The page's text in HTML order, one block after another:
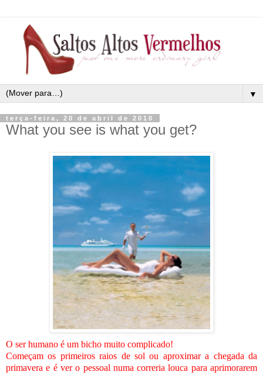
▼
terça-feira, 20 de abril de 2010
What you see is what you get?
O ser humano é um bicho muito complicado!
Começam os primeiros raios de sol ou aproximar a chegada da
primavera e é ver o pessoal numa correria louca para aprimorarem